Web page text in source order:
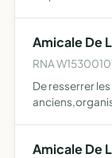
Amicale De
RNA
De resserrer
Amicale De